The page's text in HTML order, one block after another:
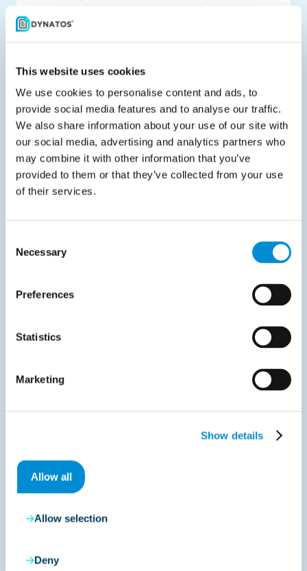
This website uses cookies
We use cookies to personalise content and ads, to
provide social media features and to analyse our traffic.
We also share information about your use of our site with
our social media, advertising and analytics partners who
may combine it with other information that you’ve
provided to them or that they’ve collected from your use
of their services.
Selection
Necessary
Preferences
Statistics
Marketing
Show details
Allow all
Allow selection
Deny
Je voornaam
Je achternaam
Je e-mailadres *
Je telefoonnummer*
Gerelateerde downloads
Geen resultaten gevonden.